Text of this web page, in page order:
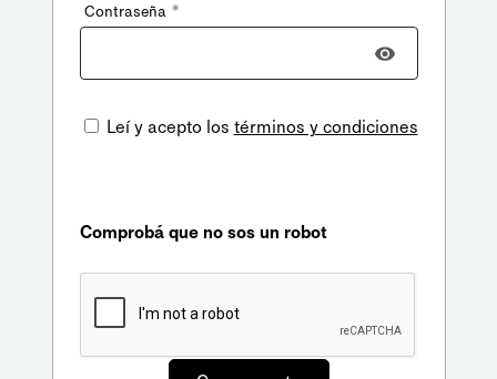
Contraseña *
Leí y acepto los términos y condiciones
Comprobá que no sos un robot